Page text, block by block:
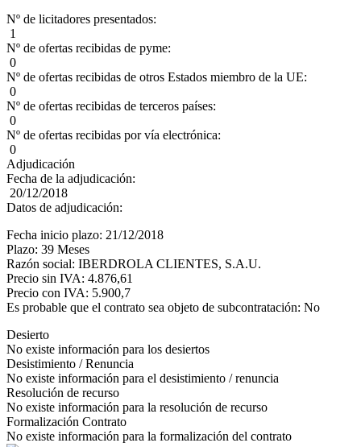
Nº de licitadores presentados:
1
Nº de ofertas recibidas de pyme:
0
Nº de ofertas recibidas de otros Estados miembro de la UE:
0
Nº de ofertas recibidas de terceros países:
0
Nº de ofertas recibidas por vía electrónica:
0
Adjudicación
Fecha de la adjudicación:
20/12/2018
Datos de adjudicación:
Fecha inicio plazo: 21/12/2018
Plazo: 39 Meses
Razón social: IBERDROLA CLIENTES, S.A.U.
Precio sin IVA: 4.876,61
Precio con IVA: 5.900,7
Es probable que el contrato sea objeto de subcontratación: No
Desierto
No existe información para los desiertos
Desistimiento / Renuncia
No existe información para el desistimiento / renuncia
Resolución de recurso
No existe información para la resolución de recurso
Formalización Contrato
No existe información para la formalización del contrato